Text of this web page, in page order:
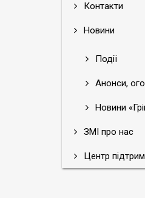
Контакти
Новини
Події
Анонси,
Новини
ЗМІ про нас
Центр